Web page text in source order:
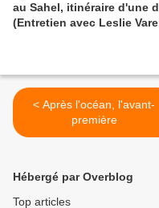
au Sahel, itinéraire d'une
(Entretien avec Leslie
< Après l'océan, l'avant-
première
Hébergé par Overblog
Top articles